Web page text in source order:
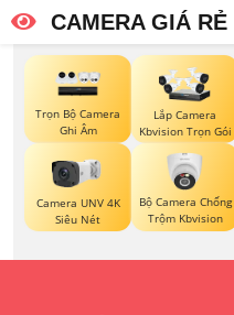
CAMERA GIÁ RẺ
Trọn Bộ Camera
Ghi Âm
Lắp Camera
Kbvision Trọn Gói
Camera UNV 4K
Siêu Nét
Bộ Camera Chống
Trộm Kbvision